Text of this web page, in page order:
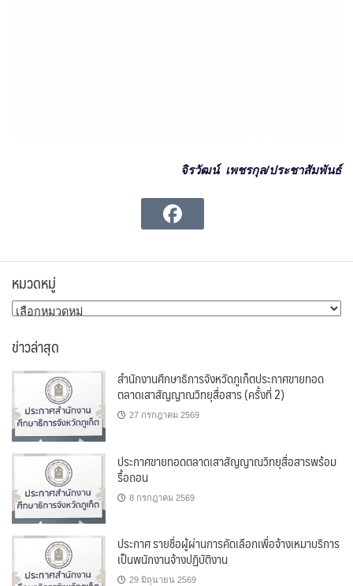
จิรวัฒน์ เพชรกุล/ประชาสัมพันธ์
หมวดหมู่
หมวด
ข่าวล่าสุด
สำนักงานศึกษาธิการจังหวัดภูเก็ตประกาศขายทอด
ตลาดเสาสัญญาณวิทยุสื่อสาร (ครั้งที่ 2)
27 กรกฎาคม 2569
ประกาศขายทอดตลาดเสาสัญญาณวิทยุสื่อสารพร้อม
รื้อถอน
8 กรกฎาคม 2569
ประกาศ รายชื่อผู้ผ่านการคัดเลือกเพื่อจ้างเหมาบริการ
เป็นพนักงานจ้างปฏิบัติงาน
29 มิถุนายน 2569